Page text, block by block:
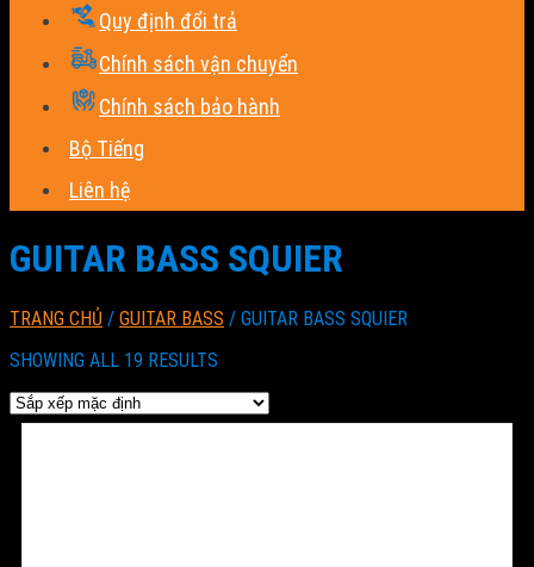
Quy định đổi trả
Chính sách vận chuyển
Chính sách bảo hành
Bộ Tiếng
Liên hệ
GUITAR BASS SQUIER
TRANG CHỦ / GUITAR BASS / GUITAR BASS SQUIER
SHOWING ALL 19 RESULTS